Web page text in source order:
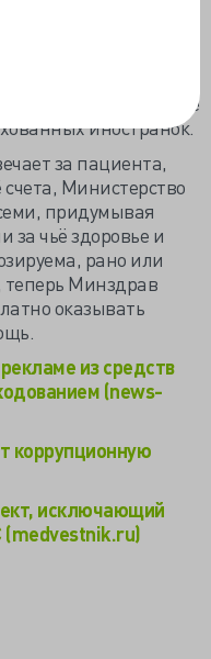
не
получил пациент
родильные
иностранок.
за пациента,
Министерство
придумывая
за чьё здоровье и
рано или
теперь Минздрав
оказывать
из средств
(news-
коррупционную
исключающий
(medvestnik.ru)